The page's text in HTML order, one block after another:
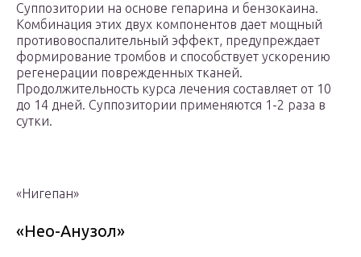
Суппозитории на основе гепарина и бензокаина.
Комбинация этих двух компонентов дает мощный
противовоспалительный эффект, предупреждает
формирование тромбов и способствует ускорению
регенерации поврежденных тканей.
Продолжительность курса лечения составляет от 10
до 14 дней. Суппозитории применяются 1-2 раза в
сутки.
«Нигепан»
«Нео-Анузол»